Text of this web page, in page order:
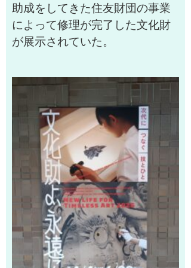
助成をしてきた住友財団の事業
によって修理が完了した文化財
が展示されていた。